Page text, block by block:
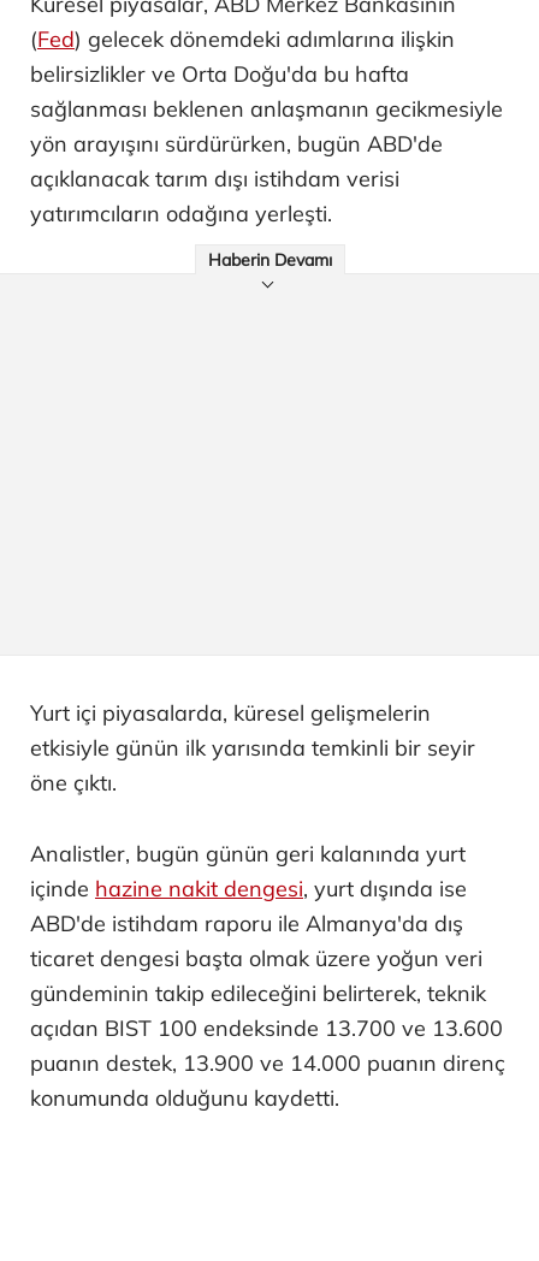
(Fed) gelecek dönemdeki adımlarına ilişkin
belirsizlikler ve Orta Doğu'da bu hafta
sağlanması beklenen anlaşmanın gecikmesiyle
yön arayışını sürdürürken, bugün ABD'de
açıklanacak tarım dışı istihdam verisi
yatırımcıların odağına yerleşti.
Haberin Devamı
Yurt içi piyasalarda, küresel gelişmelerin
etkisiyle günün ilk yarısında temkinli bir seyir
öne çıktı.
Analistler, bugün günün geri kalanında yurt
içinde hazine nakit dengesi, yurt dışında ise
ABD'de istihdam raporu ile Almanya'da dış
ticaret dengesi başta olmak üzere yoğun veri
gündeminin takip edileceğini belirterek, teknik
açıdan BIST 100 endeksinde 13.700 ve 13.600
puanın destek, 13.900 ve 14.000 puanın direnç
konumunda olduğunu kaydetti.